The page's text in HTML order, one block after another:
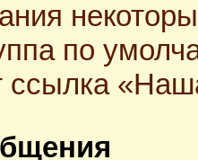
по
ссылка